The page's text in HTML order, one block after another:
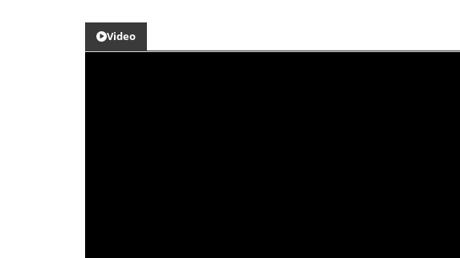
Video